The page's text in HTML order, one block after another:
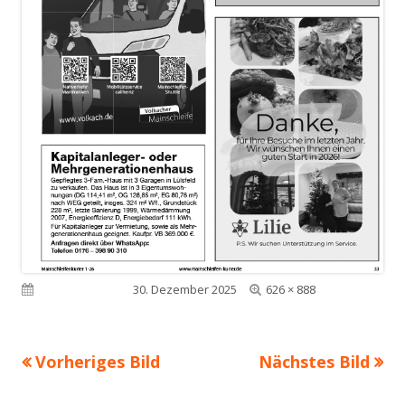
Veröffentlicht am30. Dezember 2025
Volle
626 × 888
Vorheriges Bild Nächstes Bild